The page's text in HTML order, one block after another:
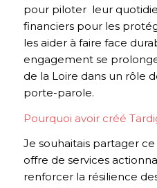
pour piloter leur
financiers pour les
les aider à faire face
engagement se
de la Loire dans un rôle
porte-parole.
Pourquoi avoir créé
Je souhaitais partager ce
offre de services
renforcer la résilience